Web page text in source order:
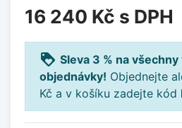
16 240 Kč s DPH
loyalty Sleva 3 % na
objednávky! Objednejte
Kč a v košíku zadejte kód